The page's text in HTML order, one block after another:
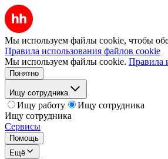
Мы используем файлы cookie, чтобы
Правила использования файлов cookie
Мы используем файлы cookie. Правила
Понятно
Ищу сотрудника
Ищу работу
Ищу сотрудника
Ищу сотрудника
Сервисы
Помощь
Ещё